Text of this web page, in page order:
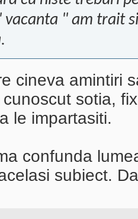
vacanta " am trait
cineva amintiri
sotia,
le impartasiti.
confunda
subiect.